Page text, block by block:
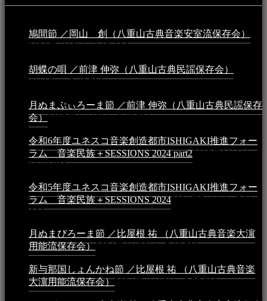
鳩間節 ／岡山 創（八重山古典音楽安室流保存会）
2026年4月6日 - 1:13 AM
胡蝶の唄 ／前津 伸弥（八重山古典民謡保存会）
4月16日 - 3:48 PM
月ぬまぷぃろーま節 ／前津 伸弥（八重山古典民謡保存
会）2025年4月16日 - 3:48 PM
令和6年度ユネスコ音楽創造都市ISHIGAKI推進フォー
ラム 音楽民族＋SESSIONS 2024 part22025年1月1日 -
10:50 PM
令和5年度ユネスコ音楽創造都市ISHIGAKI推進フォー
ラム 音楽民族＋SESSIONS 20242024年5月4日 - 7:21
AM
月ぬまぴろーま節 ／比屋根 祐 （八重山古典音楽大濵
用能流保存会）2024年4月20日 - 5:19 PM
新与那国しょんかね節 ／比屋根 祐 （八重山古典音楽
大濵用能流保存会）2024年4月16日 - 3:57 PM